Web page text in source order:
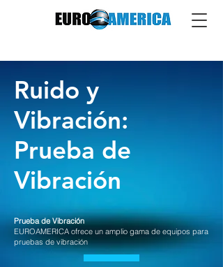
Ruido y
Vibración:
Prueba de
Vibración
Prueba de Vibración
EUROAMERICA ofrece un amplio gama de equipos para
pruebas de vibración